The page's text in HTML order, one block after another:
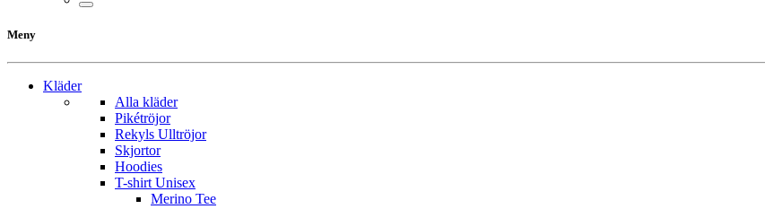
Meny
Kläder
Alla kläder
Pikétröjor
Rekyls Ulltröjor
Skjortor
Hoodies
T-shirt Unisex
Merino Tee